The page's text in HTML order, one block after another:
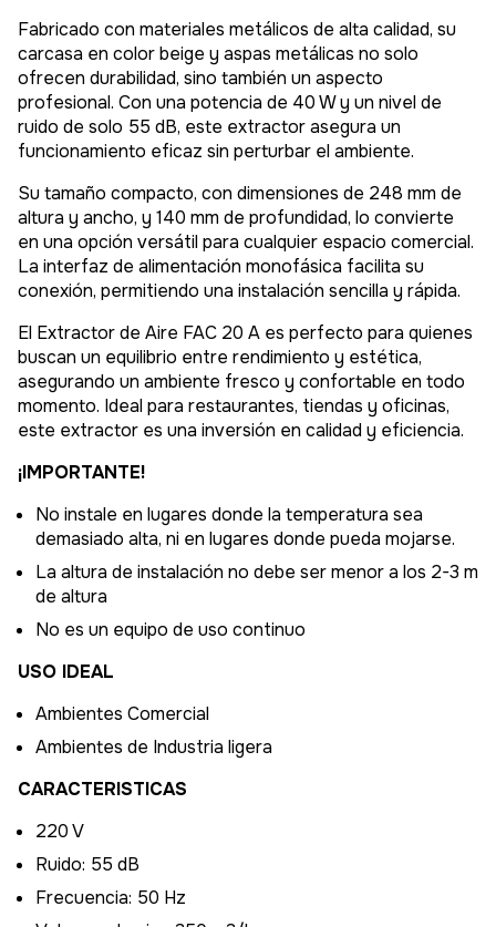
Fabricado con materiales metálicos de alta calidad, su
carcasa en color beige y aspas metálicas no solo
ofrecen durabilidad, sino también un aspecto
profesional. Con una potencia de 40 W y un nivel de
ruido de solo 55 dB, este extractor asegura un
funcionamiento eficaz sin perturbar el ambiente.
Su tamaño compacto, con dimensiones de 248 mm de
altura y ancho, y 140 mm de profundidad, lo convierte
en una opción versátil para cualquier espacio comercial.
La interfaz de alimentación monofásica facilita su
conexión, permitiendo una instalación sencilla y rápida.
El Extractor de Aire FAC 20 A es perfecto para quienes
buscan un equilibrio entre rendimiento y estética,
asegurando un ambiente fresco y confortable en todo
momento. Ideal para restaurantes, tiendas y oficinas,
este extractor es una inversión en calidad y eficiencia.
¡IMPORTANTE!
No instale en lugares donde la temperatura sea
demasiado alta, ni en lugares donde pueda mojarse.
La altura de instalación no debe ser menor a los 2-3 m
de altura
No es un equipo de uso continuo
USO IDEAL
Ambientes Comercial
Ambientes de Industria ligera
CARACTERISTICAS
220 V
Ruido: 55 dB
Frecuencia: 50 Hz